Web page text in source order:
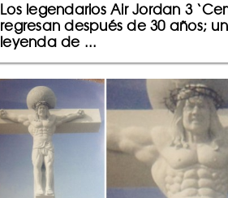
Los legendarios Air Jordan 3
regresan después de 30 años;
leyenda de ...